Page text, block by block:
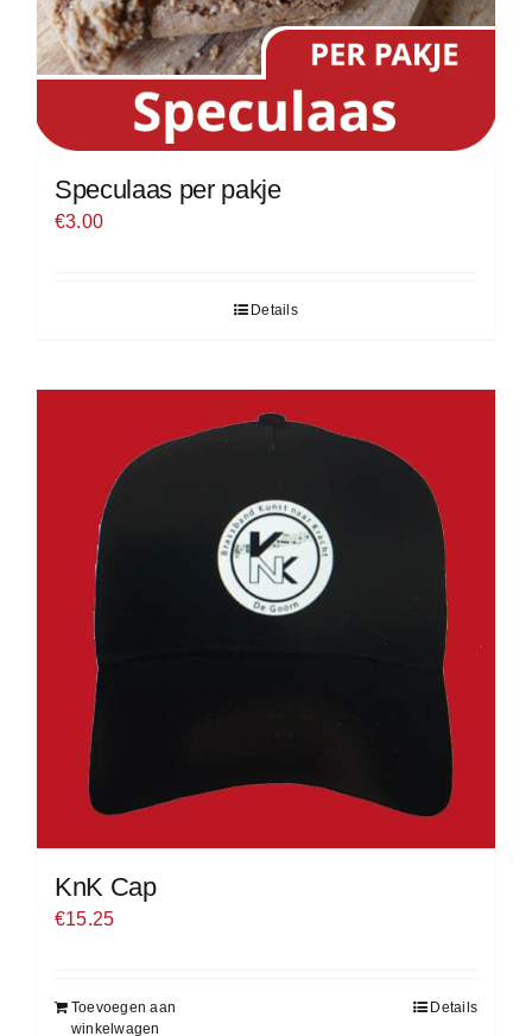
Speculaas per pakje
€3.00
Details
KnK Cap
€15.25
Toevoegen aan
winkelwagen
Details